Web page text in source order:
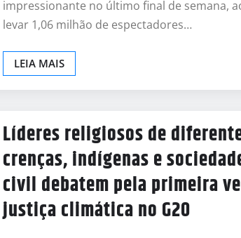
impressionante no último final de semana,
levar 1,06 milhão de espectadores…
LEIA MAIS
Líderes religiosos de
crenças, indígenas e
civil debatem pela primeira
justiça climática no G20